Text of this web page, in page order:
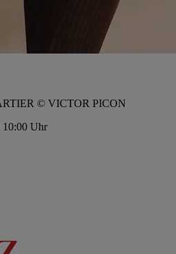
© VICTOR PICON
10:00 Uhr